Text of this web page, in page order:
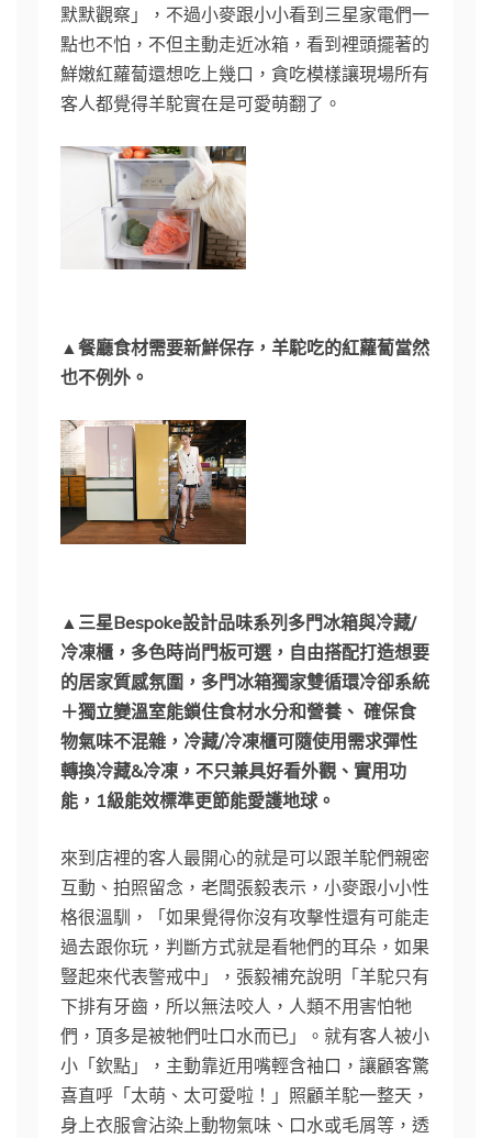
默默觀察」，不過小麥跟小小看到三星家電們一
點也不怕，不但主動走近冰箱，看到裡頭擺著的
鮮嫩紅蘿蔔還想吃上幾口，貪吃模樣讓現場所有
客人都覺得羊駝實在是可愛萌翻了。
▲餐廳食材需要新鮮保存，羊駝吃的紅蘿蔔當然
也不例外。
▲三星Bespoke設計品味系列多門冰箱與冷藏/
冷凍櫃，多色時尚門板可選，自由搭配打造想要
的居家質感氛圍，多門冰箱獨家雙循環冷卻系統
＋獨立變溫室能鎖住食材水分和營養、 確保食
物氣味不混雜，冷藏/冷凍櫃可隨使用需求彈性
轉換冷藏&冷凍，不只兼具好看外觀、實用功
能，1級能效標準更節能愛護地球。
來到店裡的客人最開心的就是可以跟羊駝們親密
互動、拍照留念，老闆張毅表示，小麥跟小小性
格很溫馴，「如果覺得你沒有攻擊性還有可能走
過去跟你玩，判斷方式就是看牠們的耳朵，如果
豎起來代表警戒中」，張毅補充說明「羊駝只有
下排有牙齒，所以無法咬人，人類不用害怕牠
們，頂多是被牠們吐口水而已」。就有客人被小
小「欽點」，主動靠近用嘴輕含袖口，讓顧客驚
喜直呼「太萌、太可愛啦！」照顧羊駝一整天，
身上衣服會沾染上動物氣味、口水或毛屑等，透